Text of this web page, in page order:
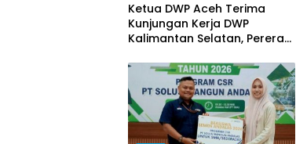
Ketua DWP Aceh Terima
Kunjungan Kerja DWP
Kalimantan Selatan, Pererat